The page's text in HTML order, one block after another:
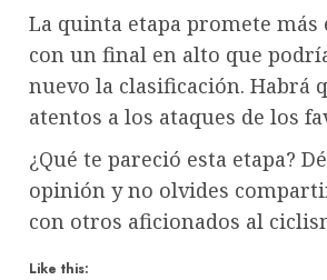
La quinta etapa promete más
con un final en alto que
nuevo la clasificación. Habrá
atentos a los ataques de los
¿Qué te pareció esta etapa?
opinión y no olvides
con otros aficionados al
Like this: